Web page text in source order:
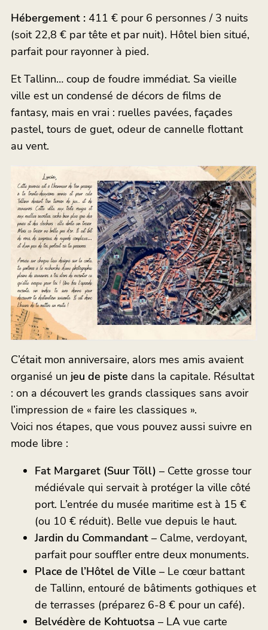
Hébergement : 411 € pour 6 personnes / 3 nuits
(soit 22,8 € par tête et par nuit). Hôtel bien situé,
parfait pour rayonner à pied.
Et Tallinn… coup de foudre immédiat. Sa vieille
ville est un condensé de décors de films de
fantasy, mais en vrai : ruelles pavées, façades
pastel, tours de guet, odeur de cannelle flottant
au vent.
C’était mon anniversaire, alors mes amis avaient
organisé un jeu de piste dans la capitale. Résultat
: on a découvert les grands classiques sans avoir
l’impression de « faire les classiques ».
Voici nos étapes, que vous pouvez aussi suivre en
mode libre :
Fat Margaret (Suur Tõll) – Cette grosse tour
médiévale qui servait à protéger la ville côté
port. L’entrée du musée maritime est à 15 €
(ou 10 € réduit). Belle vue depuis le haut.
Jardin du Commandant – Calme, verdoyant,
parfait pour souffler entre deux monuments.
Place de l’Hôtel de Ville – Le cœur battant
de Tallinn, entouré de bâtiments gothiques et
de terrasses (préparez 6-8 € pour un café).
Belvédère de Kohtuotsa – LA vue carte